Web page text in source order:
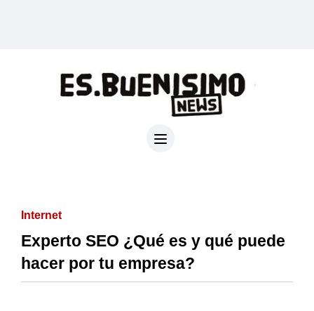
Internet
Experto SEO ¿Qué es y qué puede
hacer por tu empresa?